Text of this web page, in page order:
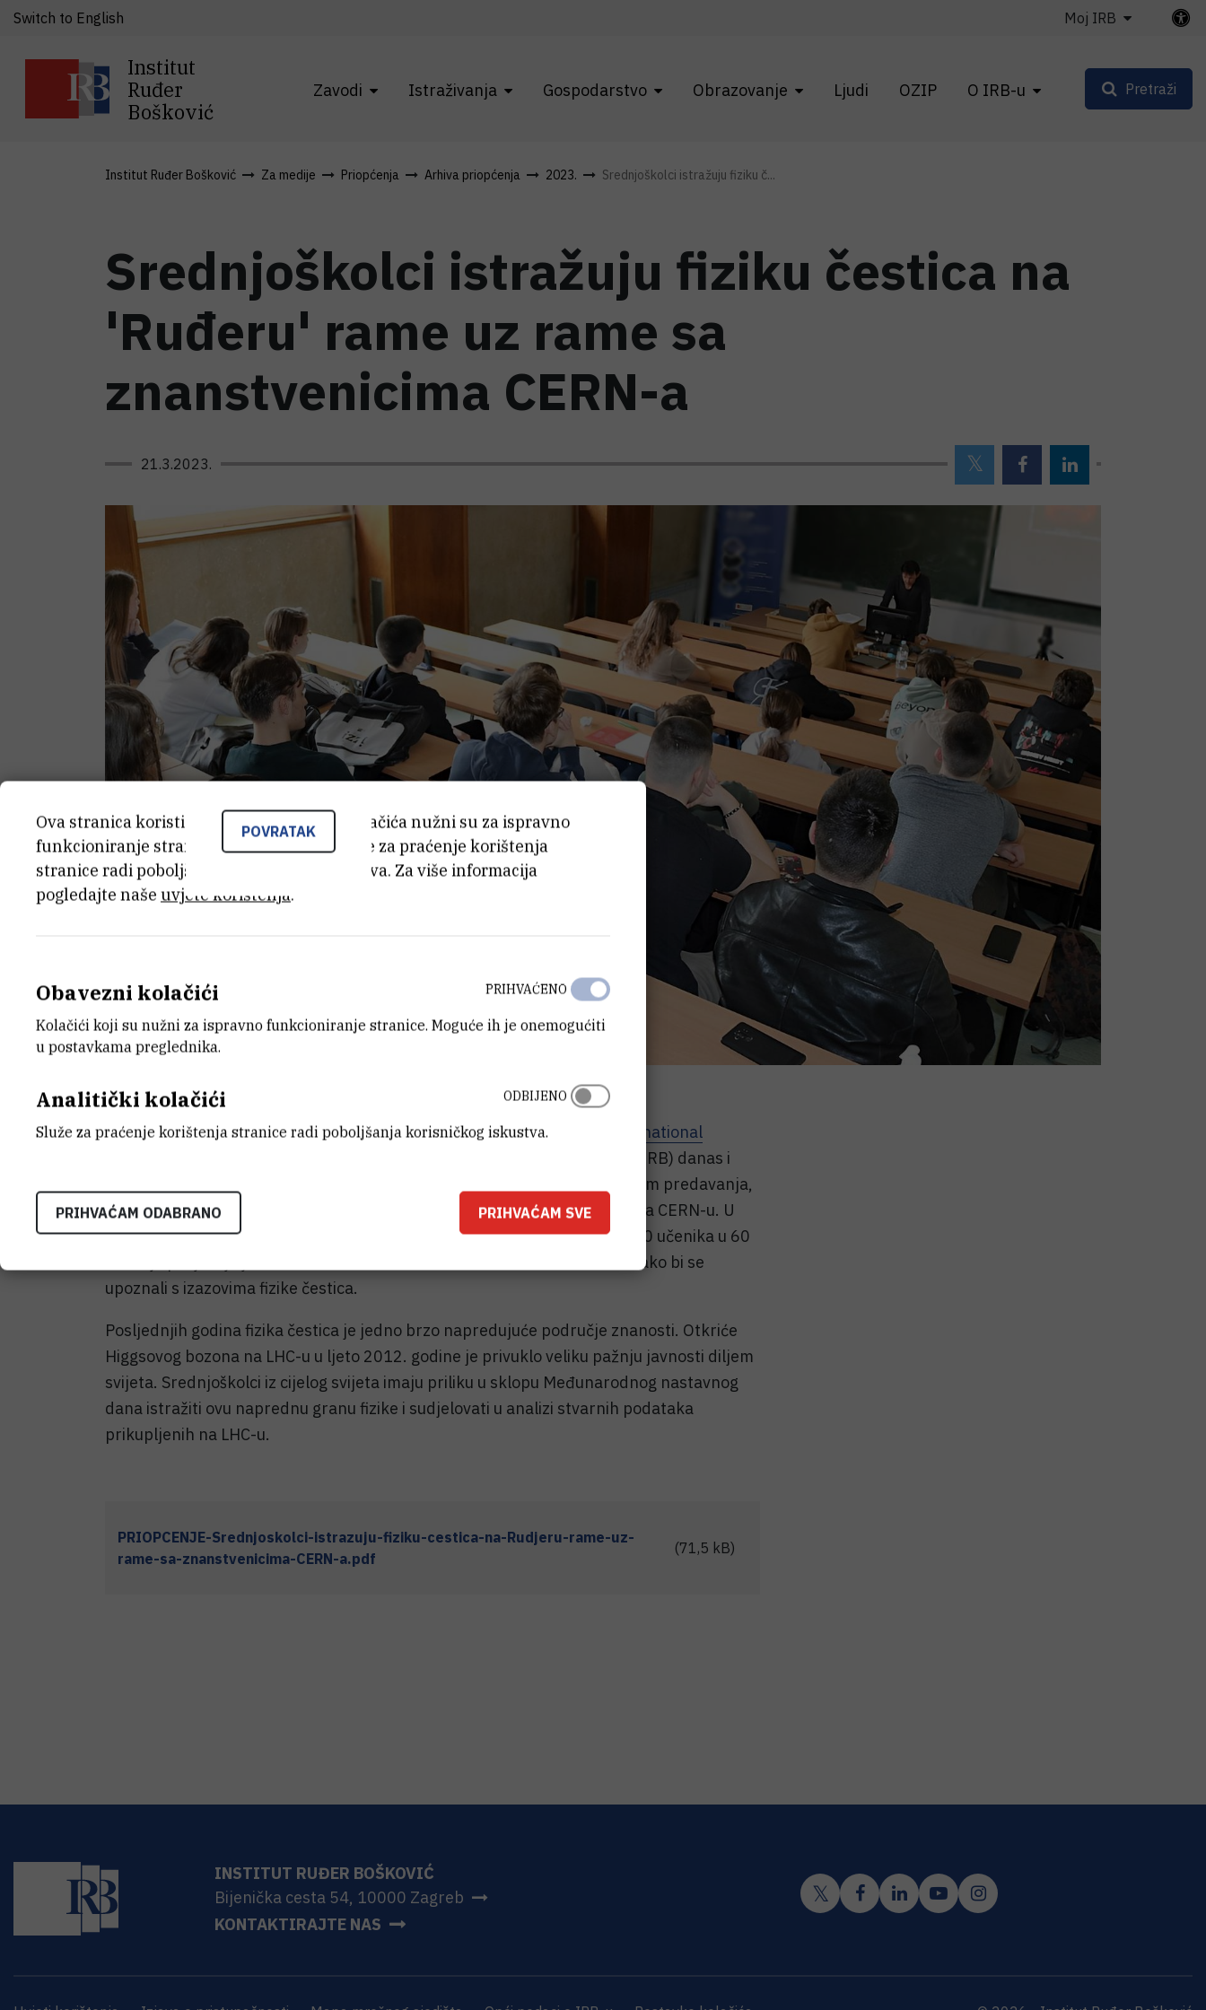
Institut
Ruđer
Bošković
Zavodi Istraživanja Gospodarstvo Obrazovanje Ljudi OZIP O IRB-u
Switch to English Moj IRB
Pretraži
Institut Ruđer Bošković Za medije Priopćenja Arhiva priopćenja 2023. Srednjoškolci istražuju fiziku č...
Srednjoškolci istražuju fiziku čestica na
'Ruđeru' rame uz rame sa
znanstvenicima CERN-a
21.3.2023.
Zahvaljujući 'Međunarodnom nastavnom danu za male istraživače (
International
), programu kojeg provodi CERN, Institut Ruđer Bošković (IRB) danas i
sutra ugostit će četrdesetak srednjoškolaca koji će kroz zanimljivi program predavanja,
radionica i istraživačkih zadatka doživjeti jedan radni dan znanstvenika na CERN-u. U
sklopu ovog programa CERN-a svake godine, na jedan dan, više od 13.000 učenika u 60
zemalja posjećuje jedno od oko 225 sveučilišta ili istraživačkih instituta kako bi se
upoznali s izazovima fizike čestica.
Posljednjih godina fizika čestica je jedno brzo napredujuće područje znanosti. Otkriće
Higgsovog bozona na LHC-u u ljeto 2012. godine je privuklo veliku pažnju javnosti diljem
svijeta. Srednjoškolci iz cijelog svijeta imaju priliku u sklopu Međunarodnog nastavnog
dana istražiti ovu naprednu granu fizike i sudjelovati u analizi stvarnih podataka
prikupljenih na LHC-u.
PRIOPCENJE-Srednjoskolci-istrazuju-fiziku-cestica-na-Rudjeru-rame-uz-
rame-sa-znanstvenicima-CERN-a.pdf
(71,5 kB)
INSTITUT RUĐER BOŠKOVIĆ
Bijenička cesta 54, 10000 Zagreb
KONTAKTIRAJTE NAS
POVRATAK
Ova stranica koristi kolačiće. Neki od tih kolačića nužni su za ispravno
funkcioniranje stranice, dok se drugi koriste za praćenje korištenja
stranice radi poboljšanja korisničkog iskustva. Za više informacija
pogledajte naše uvjete korištenja.
Obavezni kolačići
Kolačići koji su nužni za ispravno funkcioniranje stranice. Moguće ih je onemogućiti
u postavkama preglednika.
PRIHVAĆENO
Analitički kolačići
Služe za praćenje korištenja stranice radi poboljšanja korisničkog iskustva.
ODBIJENO
PRIHVAĆAM ODABRANO PRIHVAĆAM SVE